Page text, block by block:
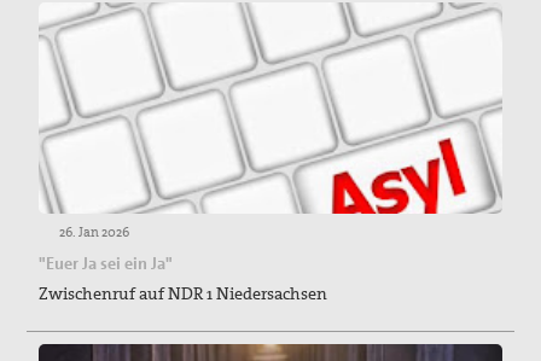
26. Jan 2026
"Euer Ja sei ein Ja"
Zwischenruf auf NDR 1 Niedersachsen